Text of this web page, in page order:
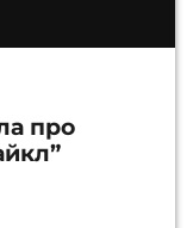
про